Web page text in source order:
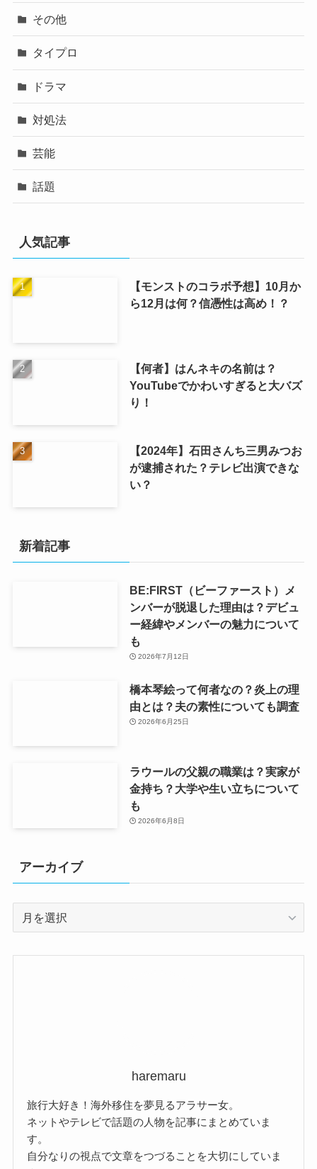
その他
タイプロ
ドラマ
対処法
芸能
話題
人気記事
【モンストのコラボ予想】10月か
ら12月は何？信憑性は高め！？
【何者】はんネキの名前は？
YouTubeでかわいすぎると大バズ
り！
【2024年】石田さんち三男みつお
が逮捕された？テレビ出演できな
い？
新着記事
BE:FIRST（ビーファースト）メ
ンバーが脱退した理由は？デビュ
ー経緯やメンバーの魅力について
も
2026年7月12日
橋本琴絵って何者なの？炎上の理
由とは？夫の素性についても調査
2026年6月25日
ラウールの父親の職業は？実家が
金持ち？大学や生い立ちについて
も
2026年6月8日
アーカイブ
haremaru
旅行大好き！海外移住を夢見るアラサー女。
ネットやテレビで話題の人物を記事にまとめていま
す。
自分なりの視点で文章をつづることを大切にしていま